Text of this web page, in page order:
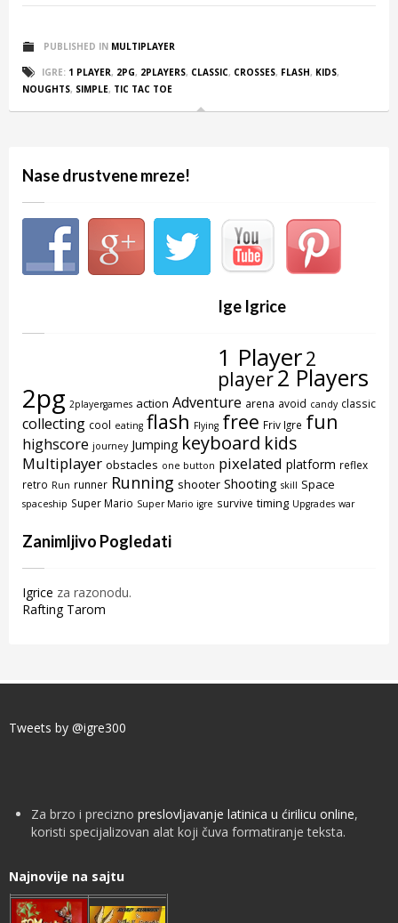
PUBLISHED IN MULTIPLAYER
IGRE: 1 PLAYER, 2PG, 2PLAYERS, CLASSIC, CROSSES, FLASH, KIDS,
NOUGHTS, SIMPLE, TIC TAC TOE
Nase drustvene mreze!
Ige Igrice
1 Player2
player2 Players
2pg 2playergames action Adventure arena avoid candy classic
collecting cool eating flash Flying free Friv Igre fun
highscore journey Jumping keyboard kids
Multiplayer obstacles one button pixelated platform reflex
retro Run runner Running shooter Shooting skill Space
spaceship Super Mario Super Mario igre survive timing Upgrades war
Zanimljivo Pogledati
Igrice za razonodu.
Rafting Tarom
Tweets by @igre300
Za brzo i precizno preslovljavanje latinica u ćirilicu online,
koristi specijalizovan alat koji čuva formatiranje teksta.
Najnovije na sajtu